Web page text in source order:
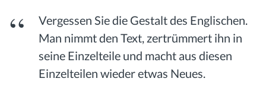
Vergessen Sie die Gestalt des Englischen.
Man nimmt den Text, zertrümmert ihn in
seine Einzelteile und macht aus diesen
Einzelteilen wieder etwas Neues.